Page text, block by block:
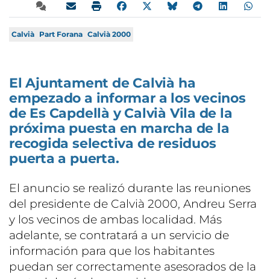
Calvià Part Forana Calvià 2000
El Ajuntament de Calvià ha
empezado a informar a los vecinos
de Es Capdellà y Calvià Vila de la
próxima puesta en marcha de la
recogida selectiva de residuos
puerta a puerta.
El anuncio se realizó durante las reuniones
del presidente de Calvià 2000, Andreu Serra
y los vecinos de ambas localidad. Más
adelante, se contratará a un servicio de
información para que los habitantes
puedan ser correctamente asesorados de la